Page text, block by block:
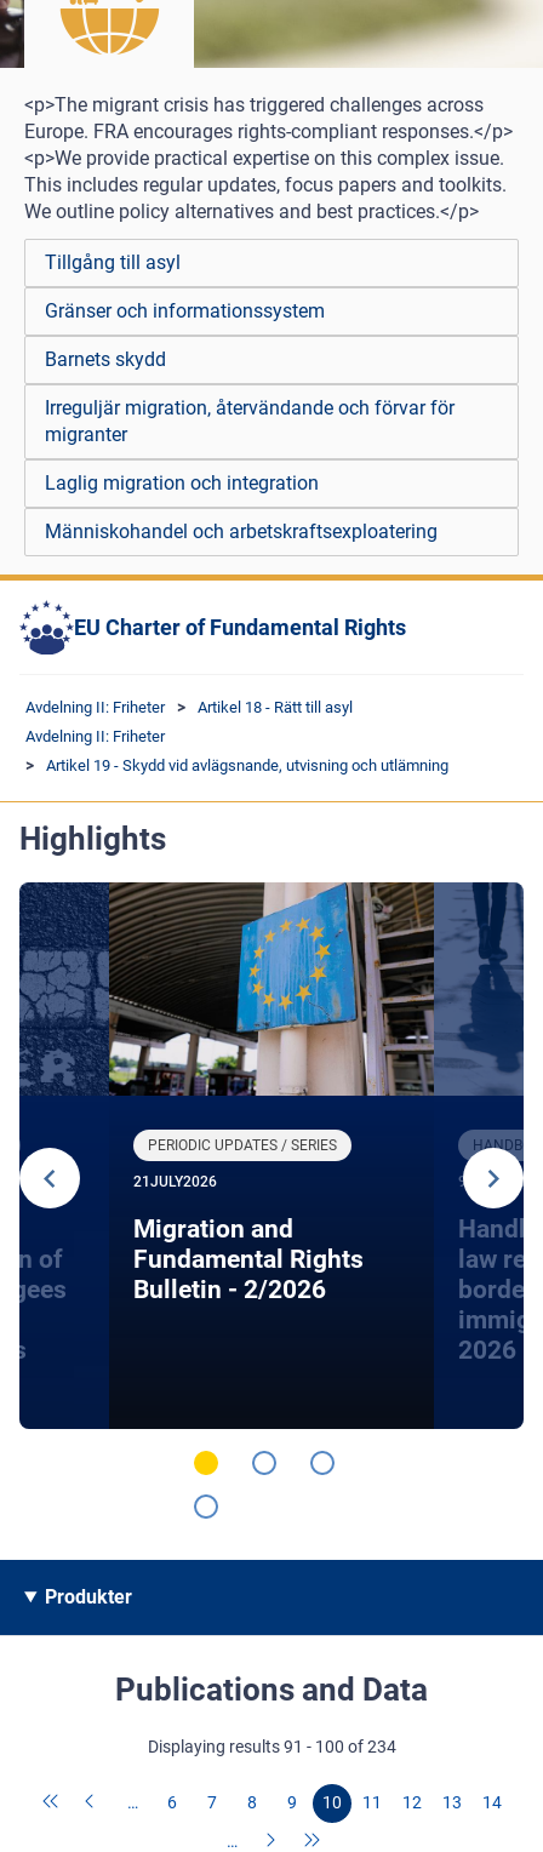
<p>The migrant crisis has triggered challenges across
Europe. FRA encourages rights-compliant responses.</p>
<p>We provide practical expertise on this complex issue.
This includes regular updates, focus papers and toolkits.
We outline policy alternatives and best practices.</p>
Tillgång till asyl
Gränser och informationssystem
Barnets skydd
Irreguljär migration, återvändande och förvar för
migranter
Laglig migration och integration
Människohandel och arbetskraftsexploatering
EU Charter of Fundamental Rights
Avdelning II: Friheter
Artikel 18 - Rätt till asyl
Avdelning II: Friheter
Artikel 19 - Skydd vid avlägsnande, utvisning och utlämning
Highlights
of
PERIODIC UPDATES / SERIES
21 JULY2026
Migration and
Fundamental Rights
Bulletin - 2/2026
9 JUNE 2026
law
2026
Produkter
Publications and Data
Displaying results 91 - 100 of 234
… 6 7 8 9 10 11 12 13
14
…